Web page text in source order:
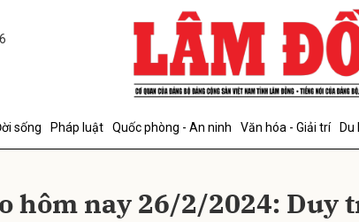
sống Pháp luật Quốc phòng - An ninh Văn hóa - Giải trí Du
hôm nay 26/2/2024: Duy
Gửi bình luận